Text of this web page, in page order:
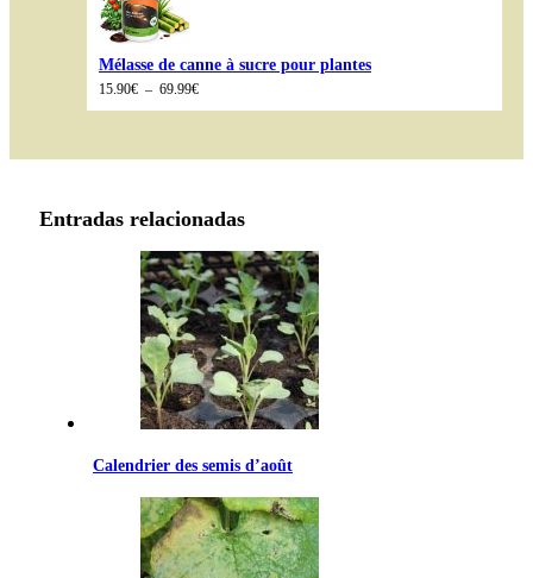
Mélasse de canne à sucre pour plantes
15.90€ – 69.99€Plage
à
Entradas relacionadas
Calendrier des semis d’août